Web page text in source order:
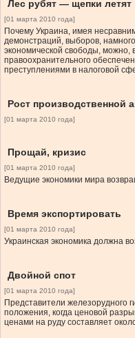
Лес рубят — щепки летят
[01 марта 2010 года]
Почему Украина, имея
демонстраций, выборов,
экономической свободы, можно,
правоохранительного
преступлениями в налоговой
Рост производственной
[01 марта 2010 года]
Прощай, кризис
[01 марта 2010 года]
Ведущие экономики мира
Время экспортировать
[01 марта 2010 года]
Украинская экономика должна
Двойной спот
[01 марта 2010 года]
Представители железорудного
положения, когда ценовой
ценами на руду составляет